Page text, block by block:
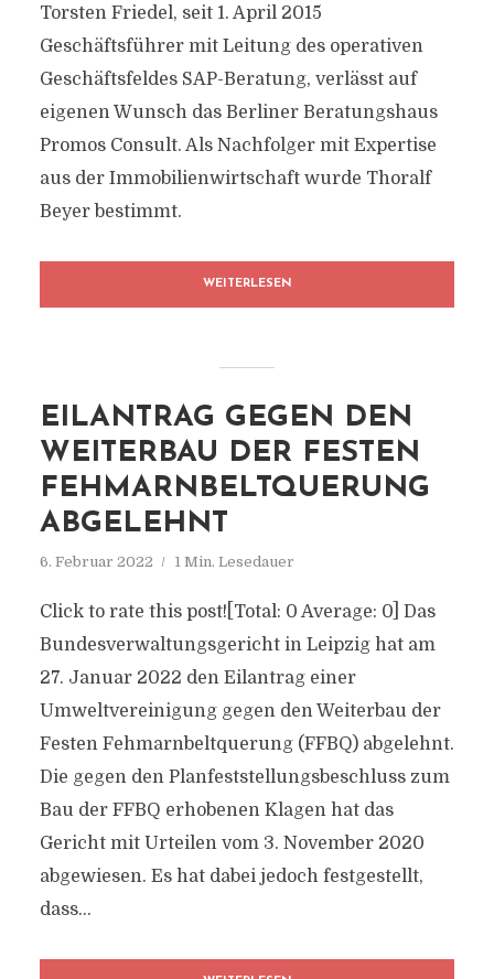
Torsten Friedel, seit 1. April 2015
Geschäftsführer mit Leitung des operativen
Geschäftsfeldes SAP-Beratung, verlässt auf
eigenen Wunsch das Berliner Beratungshaus
Promos Consult. Als Nachfolger mit Expertise
aus der Immobilienwirtschaft wurde Thoralf
Beyer bestimmt.
WEITERLESEN
EILANTRAG GEGEN DEN
WEITERBAU DER FESTEN
FEHMARNBELTQUERUNG
ABGELEHNT
6. Februar 2022 1 Min. Lesedauer
Click to rate this post![Total: 0 Average: 0] Das
Bundesverwaltungsgericht in Leipzig hat am
27. Januar 2022 den Eilantrag einer
Umweltvereinigung gegen den Weiterbau der
Festen Fehmarnbeltquerung (FFBQ) abgelehnt.
Die gegen den Planfeststellungsbeschluss zum
Bau der FFBQ erhobenen Klagen hat das
Gericht mit Urteilen vom 3. November 2020
abgewiesen. Es hat dabei jedoch festgestellt,
dass...